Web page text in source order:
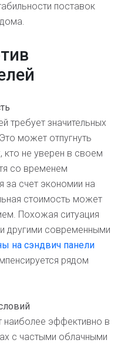
поставок
требует значительных
может отпугнуть
кто не уверен в своем
со временем
за счет экономии на
стоимость может
Похожая ситуация
другими современными
на сэндвич панели
рядом
наиболее эффективно в
с частыми облачными